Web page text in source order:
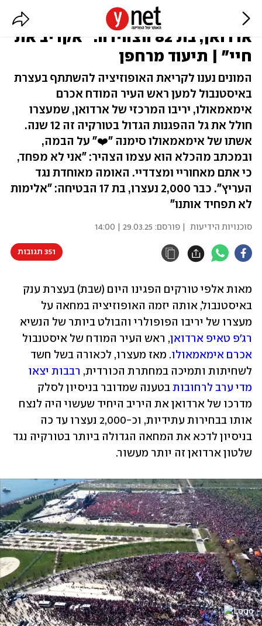
מאות אלפים בעצרת הענק נגד
ארדואן, בת 82 הצהירה: "אקריב את
חיי" | תיעוד מרחפן
המונים נענו לקריאת האופוזיציה להשתתף בעצרת
באיסטנבול למען ראש העיר המודח אכרם
אימאמאולו, יריבו המרכזי של ארדואן, שמעצרו
חולל את גל ההפגנות הגדול בטורקיה זה 12 שנה.
אשתו של אימאמאולו סימנה "❤️" על הבמה,
ובמכתב מהכלא הוא עצמו הצהיר: "אני לא מפחד,
כי אתם מאחוריי ומצדדיי. האומה מאוחדת נגד
העריץ". כבר 2,000 נעצרו, בת 17 הבטיחה: "אלימות
לא תפחיד אותנו"
סוכנויות הידיעות | פורסם: 29.03.25 | 14:00
351 תגובות
מעצרו של יריבו הפופולרי והבולט ביותר של הנשיא
רג'פ טאיפ ארדואן, ראש העיר המודח של איסטנבול
אכרם אימאמאולו
לשחיתות ותמיכה במחתרת הכורדית,
מדי ערב לרחובות
שלטון ארדואן זה יותר מעשור.